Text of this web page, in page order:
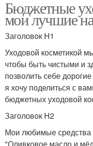
Бюджетные
мои лучшие
Заголовок H1
Уходовой косметикой
чтобы быть чистыми и
позволить себе
я хочу поделиться с
бюджетных уходовой
Заголовок H2
Мои любимые средства
"Оливковое масло и